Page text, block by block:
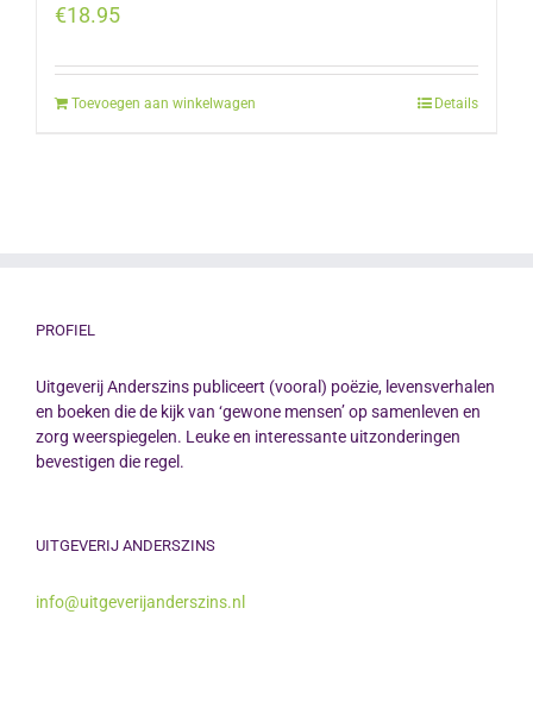
€18.95
Toevoegen aan winkelwagen Details
PROFIEL
Uitgeverij Anderszins publiceert (vooral) poëzie, levensverhalen
en boeken die de kijk van ‘gewone mensen’ op samenleven en
zorg weerspiegelen. Leuke en interessante uitzonderingen
bevestigen die regel.
UITGEVERIJ ANDERSZINS
info@uitgeverijanderszins.nl